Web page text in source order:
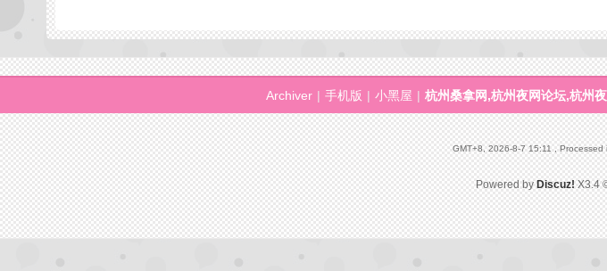
Archiver | 手机版 | 小黑屋 | 杭州桑拿网,杭州夜网论坛,杭州
GMT+8, 2026-8-7 15:11 , Processed
Powered by Discuz! X3.4